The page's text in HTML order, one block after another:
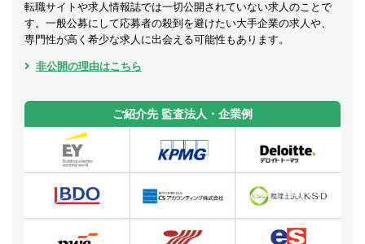
転職サイトや求人情報誌では一切公開されていない求人のことで
す。一般公募にして応募者の殺到を避けたい大手企業の求人や、
専門性が高く希少な求人に出会える可能性もあります。
非公開の理由はこちら
ご紹介先 監査法人・企業例